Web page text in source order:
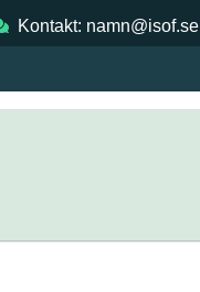
Kontakt: namn@isof.se